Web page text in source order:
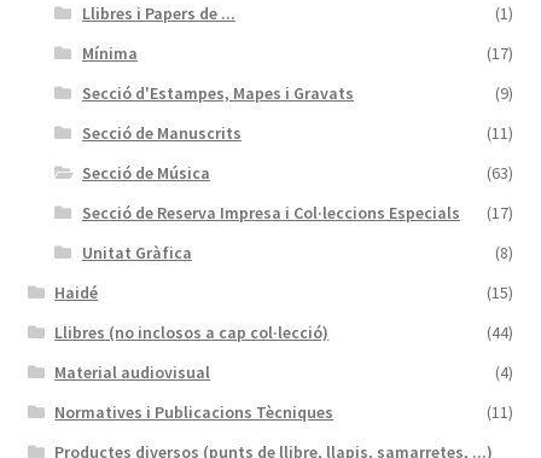
Llibres i Papers de ...
(1)
Mínima
(17)
Secció d'Estampes, Mapes i Gravats
(9)
Secció de Manuscrits
(11)
Secció de Música
(63)
Secció de Reserva Impresa i Col·leccions Especials
(17)
Unitat Gràfica
(8)
Haidé
(15)
Llibres (no inclosos a cap col·lecció)
(44)
Material audiovisual
(4)
Normatives i Publicacions Tècniques
(11)
Productes diversos (punts de llibre, llapis, samarretes, ...)